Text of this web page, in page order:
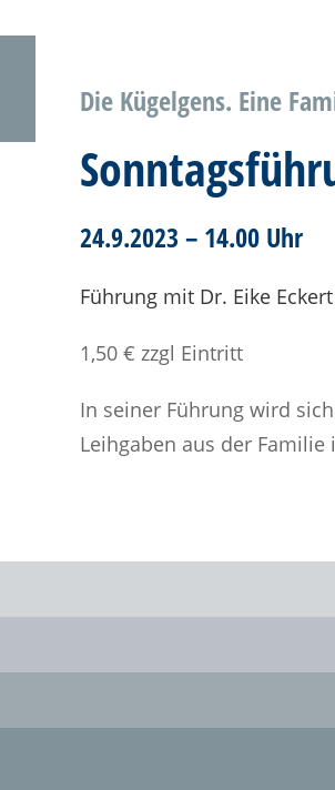
Die Kügelgens. Eine
24.9.2023 – 14.00 Uhr
Führung mit Dr. Eike
1,50 € zzgl Eintritt
In seiner Führung wird
Leihgaben aus der